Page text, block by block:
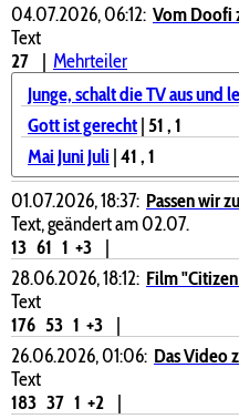
04.07.2026, 06:12: Vom Doofi
Text
27
| Mehrteiler
Junge, schalt die TV aus und
Gott ist gerecht| 51, 1
Mai Juni Juli |41, 1
01.07.2026, 18:37: Passen wir
Text, geändert am 02.07.
13 61 1 +3
|
28.06.2026, 18:12: Film
Text
176 53 1 +3
|
26.06.2026, 01:06: Das Video
Text
183 37 1 +2
|